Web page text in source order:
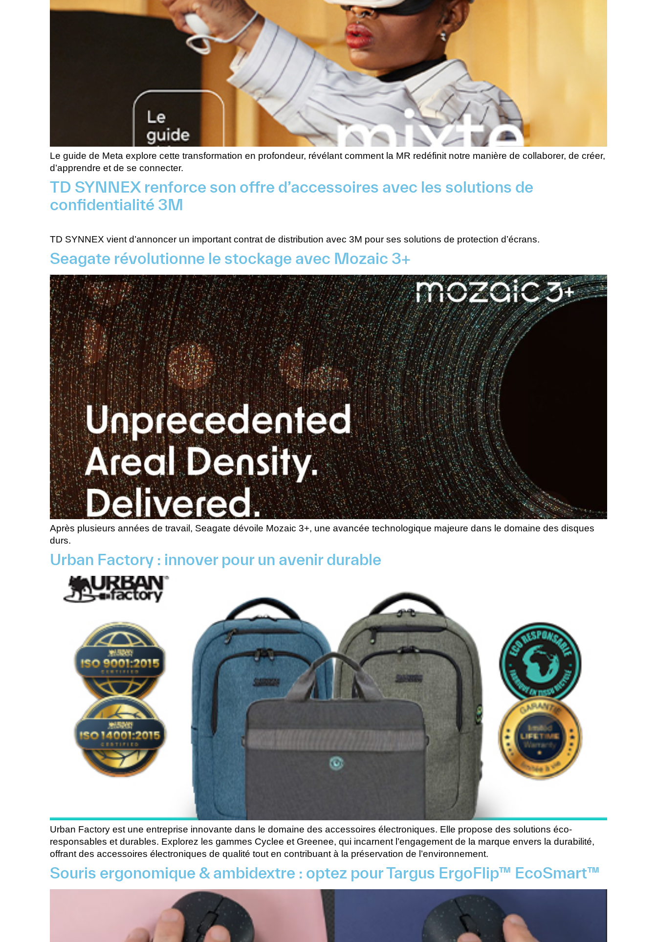
Le guide de Meta explore cette transformation en profondeur, révélant comment la MR redéfinit notre manière de collaborer, de créer,
d’apprendre et de se connecter.
TD SYNNEX renforce son offre d’accessoires avec les solutions de
confidentialité 3M
TD SYNNEX vient d’annoncer un important contrat de distribution avec 3M pour ses solutions de protection d’écrans.
Seagate révolutionne le stockage avec Mozaic 3+
Après plusieurs années de travail, Seagate dévoile Mozaic 3+, une avancée technologique majeure dans le domaine des disques
durs.
Urban Factory : innover pour un avenir durable
Urban Factory est une entreprise innovante dans le domaine des accessoires électroniques. Elle propose des solutions éco-
responsables et durables. Explorez les gammes Cyclee et Greenee, qui incarnent l’engagement de la marque envers la durabilité,
offrant des accessoires électroniques de qualité tout en contribuant à la préservation de l’environnement.
Souris ergonomique & ambidextre : optez pour Targus ErgoFlip™ EcoSmart™